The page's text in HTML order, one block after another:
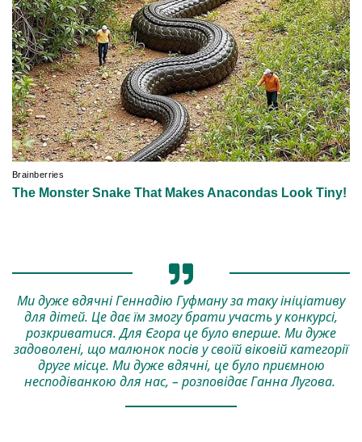
Ми дуже вдячні Геннадію Гуфману за таку ініціативу
для дітей. Це дає їм змогу брати участь у конкурсі,
розкриватися. Для Єгора це було вперше. Ми дуже
задоволені, що малюнок посів у своїй віковій категорії
друге місце. Ми дуже вдячні, це було приємною
несподіванкою для нас, – розповідає Ганна Лугова.